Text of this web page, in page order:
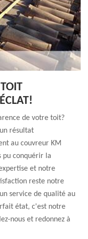
de votre toit?
résultat
au couvreur KM
pu conquérir la
et notre
reste notre
service de qualité au
état, c'est notre
nous et redonnez à